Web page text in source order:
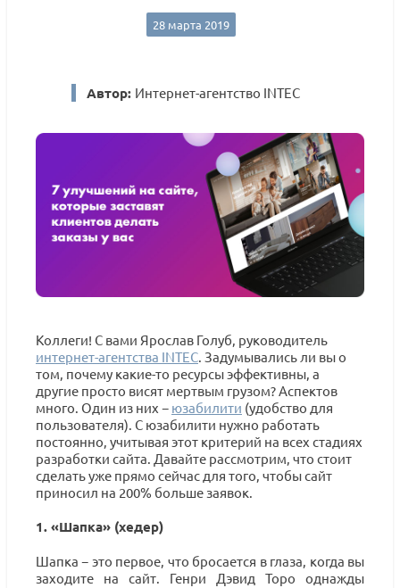
28 марта 2019
Автор: Интернет-агентство INTEC
Коллеги! С вами Ярослав Голуб, руководитель
интернет-агентства INTEC. Задумывались ли вы о
том, почему какие-то ресурсы эффективны, а
другие просто висят мертвым грузом? Аспектов
много. Один из них − юзабилити (удобство для
пользователя). С юзабилити нужно работать
постоянно, учитывая этот критерий на всех стадиях
разработки сайта. Давайте рассмотрим, что стоит
сделать уже прямо сейчас для того, чтобы сайт
приносил на 200% больше заявок.
1. «Шапка» (хедер)
Шапка − это первое, что бросается в глаза, когда вы
заходите на сайт. Генри Дэвид Торо однажды